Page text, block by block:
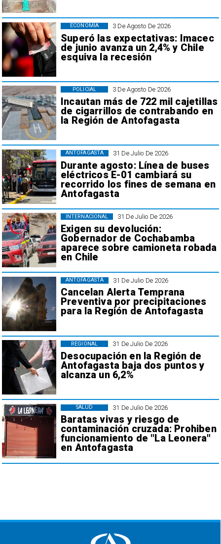
3 De Agosto De 2026
Superó las expectativas: Imacec
de junio avanza un 2,4% y Chile
esquiva la recesión
ECONOMÍA
3 De Agosto De 2026
Incautan más de 722 mil cajetillas
de cigarrillos de contrabando en
la Región de Antofagasta
POLICIAL
31 De Julio De 2026
Durante agosto: Línea de buses
eléctricos E-01 cambiará su
recorrido los fines de semana en
Antofagasta
ANTOFAGASTA
31 De Julio De 2026
Exigen su devolución:
Gobernador de Cochabamba
aparece sobre camioneta robada
en Chile
INTERNACIONAL
31 De Julio De 2026
Cancelan Alerta Temprana
Preventiva por precipitaciones
para la Región de Antofagasta
ANTOFAGASTA
31 De Julio De 2026
Desocupación en la Región de
Antofagasta baja dos puntos y
alcanza un 6,2%
REGIONAL
31 De Julio De 2026
Baratas vivas y riesgo de
contaminación cruzada: Prohiben
funcionamiento de "La Leonera"
en Antofagasta
SALUD